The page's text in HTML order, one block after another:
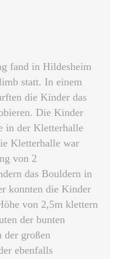
fand in Hildesheim
statt. In einem
die Kinder das
Die Kinder
in der Kletterhalle
Kletterhalle war
von 2
das Bouldern in
konnten die Kinder
von 2,5m klettern
der bunten
der großen
ebenfalls